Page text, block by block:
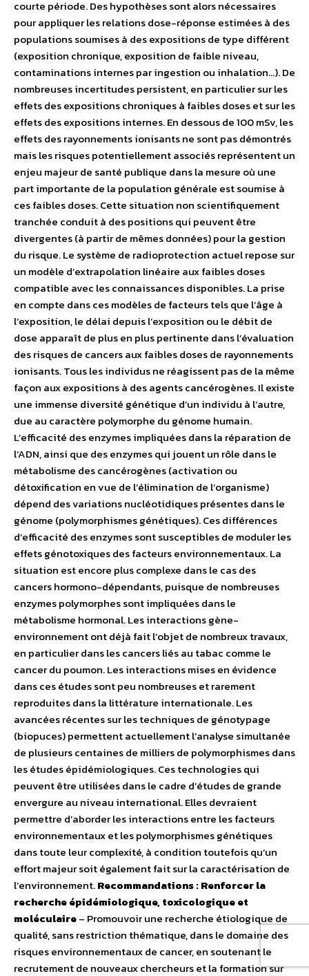
courte période. Des hypothèses sont alors nécessaires
pour appliquer les relations dose-réponse estimées à des
populations soumises à des expositions de type différent
(exposition chronique, exposition de faible niveau,
contaminations internes par ingestion ou inhalation…). De
nombreuses incertitudes persistent, en particulier sur les
effets des expositions chroniques à faibles doses et sur les
effets des expositions internes. En dessous de 100 mSv, les
effets des rayonnements ionisants ne sont pas démontrés
mais les risques potentiellement associés représentent un
enjeu majeur de santé publique dans la mesure où une
part importante de la population générale est soumise à
ces faibles doses. Cette situation non scientifiquement
tranchée conduit à des positions qui peuvent être
divergentes (à partir de mêmes données) pour la gestion
du risque. Le système de radioprotection actuel repose sur
un modèle d’extrapolation linéaire aux faibles doses
compatible avec les connaissances disponibles. La prise
en compte dans ces modèles de facteurs tels que l’âge à
l’exposition, le délai depuis l’exposition ou le débit de
dose apparaît de plus en plus pertinente dans l’évaluation
des risques de cancers aux faibles doses de rayonnements
ionisants. Tous les individus ne réagissent pas de la même
façon aux expositions à des agents cancérogènes. Il existe
une immense diversité génétique d’un individu à l’autre,
due au caractère polymorphe du génome humain.
L’efficacité des enzymes impliquées dans la réparation de
l’ADN, ainsi que des enzymes qui jouent un rôle dans le
métabolisme des cancérogènes (activation ou
détoxification en vue de l’élimination de l’organisme)
dépend des variations nucléotidiques présentes dans le
génome (polymorphismes génétiques). Ces différences
d’efficacité des enzymes sont susceptibles de moduler les
effets génotoxiques des facteurs environnementaux. La
situation est encore plus complexe dans le cas des
cancers hormono-dépendants, puisque de nombreuses
enzymes polymorphes sont impliquées dans le
métabolisme hormonal. Les interactions gène-
environnement ont déjà fait l’objet de nombreux travaux,
en particulier dans les cancers liés au tabac comme le
cancer du poumon. Les interactions mises en évidence
dans ces études sont peu nombreuses et rarement
reproduites dans la littérature internationale. Les
avancées récentes sur les techniques de génotypage
(biopuces) permettent actuellement l’analyse simultanée
de plusieurs centaines de milliers de polymorphismes dans
les études épidémiologiques. Ces technologies qui
peuvent être utilisées dans le cadre d’études de grande
envergure au niveau international. Elles devraient
permettre d’aborder les interactions entre les facteurs
environnementaux et les polymorphismes génétiques
dans toute leur complexité, à condition toutefois qu’un
effort majeur soit également fait sur la caractérisation de
l’environnement.Recommandations : Renforcer la
recherche épidémiologique, toxicologique et
moléculaire– Promouvoir une recherche étiologique de
qualité, sans restriction thématique, dans le domaine des
risques environnementaux de cancer, en soutenant le
recrutement de nouveaux chercheurs et la formation sur